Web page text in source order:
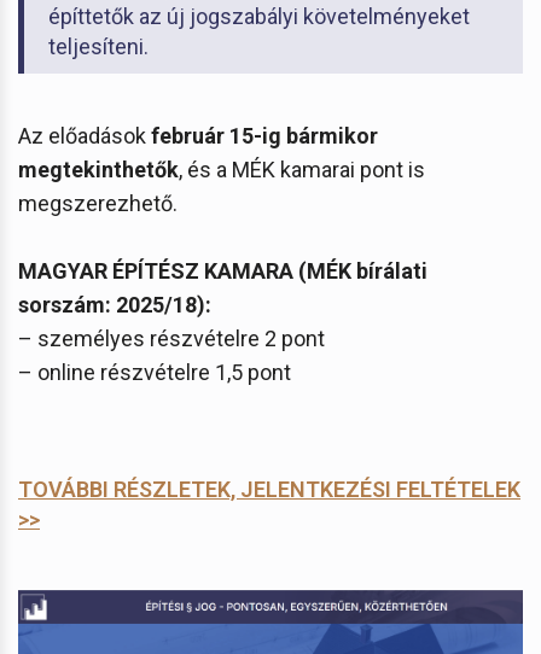
építtetők az új jogszabályi követelményeket
teljesíteni.
Az előadásokfebruár 15-ig bármikor
megtekinthetők, és a MÉK kamarai pont is
megszerezhető.
MAGYAR ÉPÍTÉSZ KAMARA (MÉK bírálati
sorszám: 2025/18):
– személyes részvételre 2 pont
– online részvételre 1,5 pont
TOVÁBBI RÉSZLETEK, JELENTKEZÉSI FELTÉTELEK
>>